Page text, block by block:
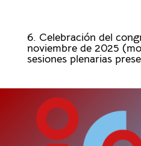
6. Celebración del
noviembre de 2025
sesiones plenarias